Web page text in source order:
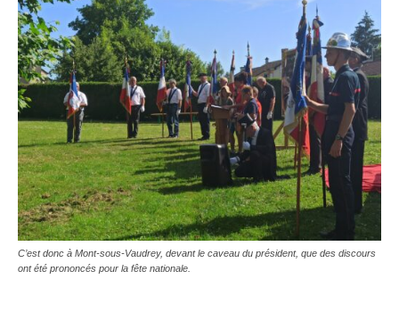
C’est donc à Mont-sous-Vaudrey, devant le caveau du président, que des discours
ont été prononcés pour la fête nationale.